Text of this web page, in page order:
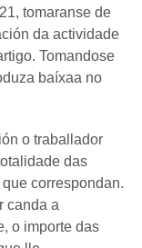
tomaranse de
da actividade
Tomandose
baíxaa no
o traballador
das
correspondan.
canda a
o importe das